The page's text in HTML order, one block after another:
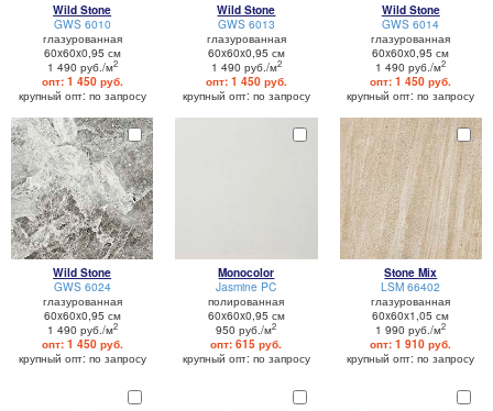
Wild Stone
GWS 6010
глазурованная
60x60x0,95 см
1 490 руб./м2
опт: 1 450 руб.
крупный опт: по запросу
Wild Stone
GWS 6013
глазурованная
60x60x0,95 см
1 490 руб./м2
опт: 1 450 руб.
крупный опт: по запросу
Wild Stone
GWS 6014
глазурованная
60x60x0,95 см
1 490 руб./м2
опт: 1 450 руб.
крупный опт: по запросу
Wild Stone
GWS 6024
глазурованная
60x60x0,95 см
1 490 руб./м2
опт: 1 450 руб.
крупный опт: по запросу
Monocolor
Jasmine PC
полированная
60x60x0,95 см
950 руб./м2
опт: 615 руб.
крупный опт: по запросу
Stone Mix
LSM 66402
глазурованная
60x60x1,05 см
1 990 руб./м2
опт: 1 910 руб.
крупный опт: по запросу